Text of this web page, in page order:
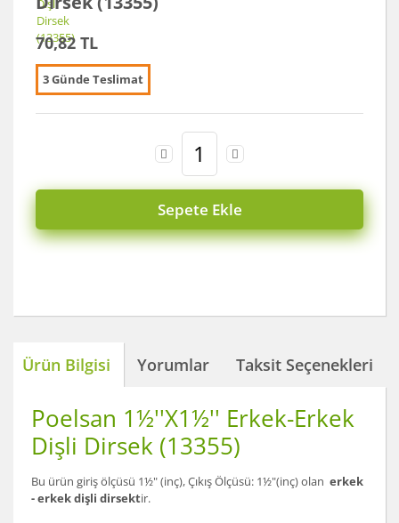
70,82 TL
3 Günde Teslimat
Sepete Ekle
Ürün Bilgisi Yorumlar Taksit Seçenekleri
Poelsan 1½''X1½'' Erkek-Erkek
Dişli Dirsek (13355)
Bu ürün giriş ölçüsü 1½" (inç), Çıkış Ölçüsü: 1½"(inç) olan erkek
- erkek dişli dirsektir.